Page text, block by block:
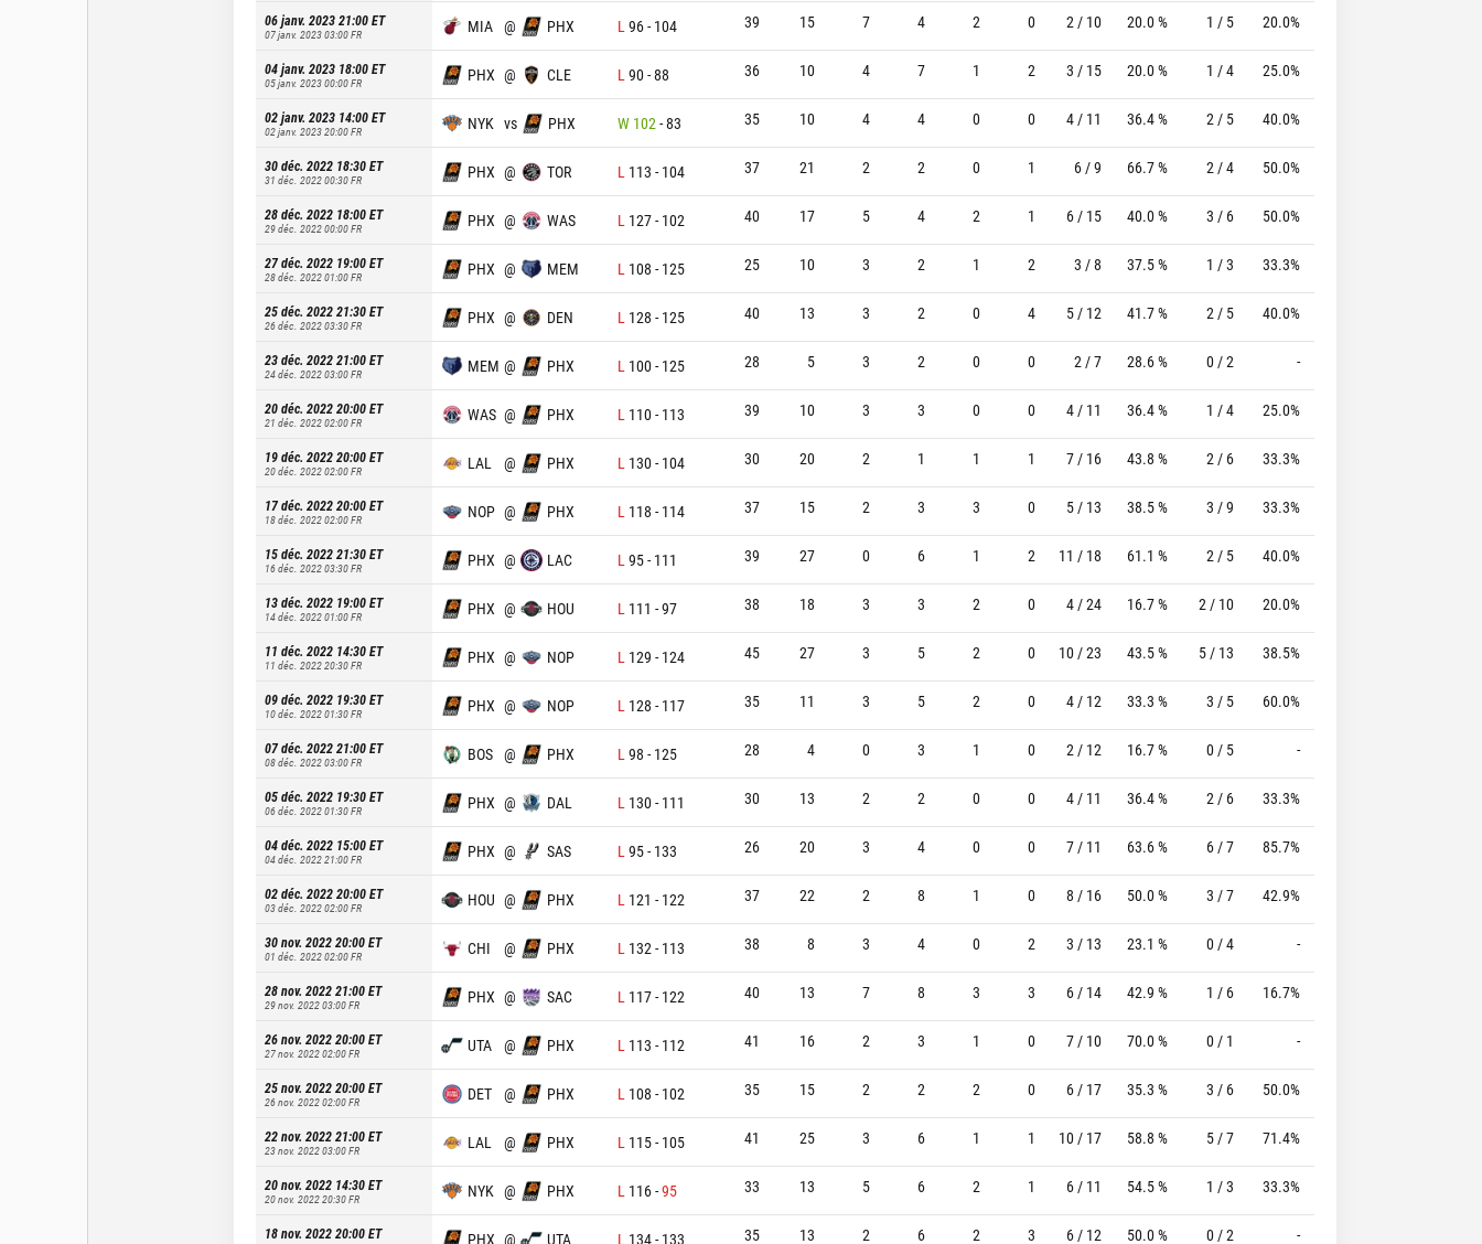
06 janv. 2023 21:00ET
07 janv. 2023 03:00FR MIA @ PHX L 96- 104 39 15 7 4 2 0 2 / 10 20.0 % 1 / 5 20.0%
04 janv. 2023 18:00ET
05 janv. 2023 00:00FR PHX @ CLE L 90-88 36 10 4 7 1 2 3 / 15 20.0 % 1 / 4 25.0%
02 janv. 2023 14:00ET
02 janv. 2023 20:00FR NYK vs PHX W 102 -83 35 10 4 4 0 0 4 / 11 36.4 % 2 / 5 40.0%
30 déc. 2022 18:30ET
31 déc. 2022 00:30FR PHX @ TOR L 113 - 104 37 21 2 2 0 1 6 / 9 66.7 % 2 / 4 50.0%
28 déc. 2022 18:00ET
29 déc. 2022 00:00FR PHX @ WAS L 127- 102 40 17 5 4 2 1 6 / 15 40.0 % 3 / 6 50.0%
27 déc. 2022 19:00ET
28 déc. 2022 01:00FR PHX @ MEM L 108 - 125 25 10 3 2 1 2 3 / 8 37.5 % 1 / 3 33.3%
25 déc. 2022 21:30ET
26 déc. 2022 03:30FR PHX @ DEN L 128 - 125 40 13 3 2 0 4 5 / 12 41.7 % 2 / 5 40.0%
23 déc. 2022 21:00ET
24 déc. 2022 03:00FR MEM @ PHX L 100- 125 28 5 3 2 0 0 2 / 7 28.6 % 0 / 2 -
20 déc. 2022 20:00ET
21 déc. 2022 02:00FR WAS @ PHX L 110- 113 39 10 3 3 0 0 4 / 11 36.4 % 1 / 4 25.0%
19 déc. 2022 20:00ET
20 déc. 2022 02:00FR LAL @ PHX L 130- 104 30 20 2 1 1 1 7 / 16 43.8 % 2 / 6 33.3%
17 déc. 2022 20:00ET
18 déc. 2022 02:00FR NOP @ PHX L 118 - 114 37 15 2 3 3 0 5 / 13 38.5 % 3 / 9 33.3%
15 déc. 2022 21:30ET
16 déc. 2022 03:30FR PHX @ LAC L 95- 111 39 27 0 6 1 2 11 / 18 61.1 % 2 / 5 40.0%
13 déc. 2022 19:00ET
14 déc. 2022 01:00FR PHX @ HOU L 111 -97 38 18 3 3 2 0 4 / 24 16.7 % 2 / 10 20.0%
11 déc. 2022 14:30ET
11 déc. 2022 20:30FR PHX @ NOP L 129 - 124 45 27 3 5 2 0 10 / 23 43.5 % 5 / 13 38.5%
09 déc. 2022 19:30ET
10 déc. 2022 01:30FR PHX @ NOP L 128 - 117 35 11 3 5 2 0 4 / 12 33.3 % 3 / 5 60.0%
07 déc. 2022 21:00ET
08 déc. 2022 03:00FR BOS @ PHX L 98 - 125 28 4 0 3 1 0 2 / 12 16.7 % 0 / 5 -
05 déc. 2022 19:30ET
06 déc. 2022 01:30FR PHX @ DAL L 130- 111 30 13 2 2 0 0 4 / 11 36.4 % 2 / 6 33.3%
04 déc. 2022 15:00ET
04 déc. 2022 21:00FR PHX @ SAS L 95- 133 26 20 3 4 0 0 7 / 11 63.6 % 6 / 7 85.7%
02 déc. 2022 20:00ET
03 déc. 2022 02:00FR HOU @ PHX L 121 - 122 37 22 2 8 1 0 8 / 16 50.0 % 3 / 7 42.9%
30 nov. 2022 20:00ET
01 déc. 2022 02:00FR CHI @ PHX L 132 - 113 38 8 3 4 0 2 3 / 13 23.1 % 0 / 4 -
28 nov. 2022 21:00ET
29 nov. 2022 03:00FR PHX @ SAC L 117- 122 40 13 7 8 3 3 6 / 14 42.9 % 1 / 6 16.7%
26 nov. 2022 20:00ET
27 nov. 2022 02:00FR UTA @ PHX L 113 - 112 41 16 2 3 1 0 7 / 10 70.0 % 0 / 1 -
25 nov. 2022 20:00ET
26 nov. 2022 02:00FR DET @ PHX L 108 - 102 35 15 2 2 2 0 6 / 17 35.3 % 3 / 6 50.0%
22 nov. 2022 21:00ET
23 nov. 2022 03:00FR LAL @ PHX L 115- 105 41 25 3 6 1 1 10 / 17 58.8 % 5 / 7 71.4%
20 nov. 2022 14:30ET
20 nov. 2022 20:30FR NYK @ PHX L 116-95 33 13 5 6 2 1 6 / 11 54.5 % 1 / 3 33.3%
18 nov. 2022 20:00ET PHX @ UTA L 134- 133 35 13 2 6 2 3 6 / 12 50.0 % 0 / 2 -